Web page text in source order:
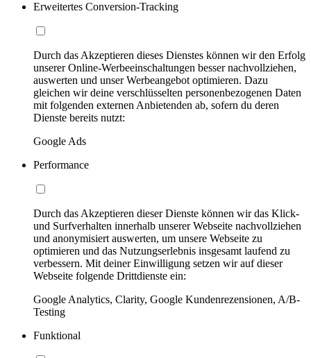
Erweitertes Conversion-Tracking
Durch das Akzeptieren dieses Dienstes können wir den Erfolg
unserer Online-Werbeeinschaltungen besser nachvollziehen,
auswerten und unser Werbeangebot optimieren. Dazu
gleichen wir deine verschlüsselten personenbezogenen Daten
mit folgenden externen Anbietenden ab, sofern du deren
Dienste bereits nutzt:
Google Ads
Performance
Durch das Akzeptieren dieser Dienste können wir das Klick-
und Surfverhalten innerhalb unserer Webseite nachvollziehen
und anonymisiert auswerten, um unsere Webseite zu
optimieren und das Nutzungserlebnis insgesamt laufend zu
verbessern. Mit deiner Einwilligung setzen wir auf dieser
Webseite folgende Drittdienste ein:
Google Analytics, Clarity, Google Kundenrezensionen, A/B-
Testing
Funktional